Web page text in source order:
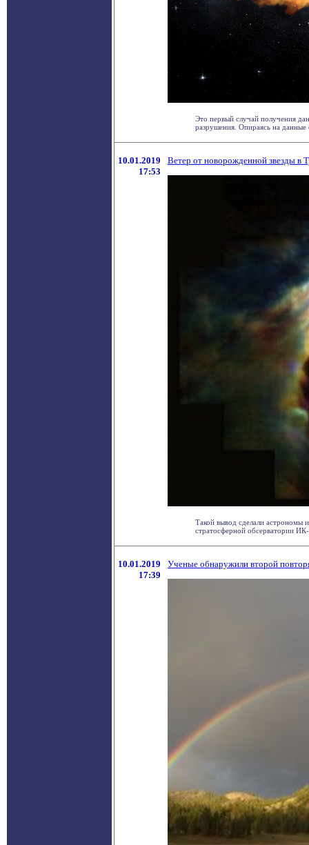
Это первый случай получения
разрушения. Опираясь на данные
10.01.2019
17:53
Ветер от новорожденной звезды в
Такой вывод сделали астрономы
стратосферной обсерватории
10.01.2019
17:39
Ученые обнаружили второй